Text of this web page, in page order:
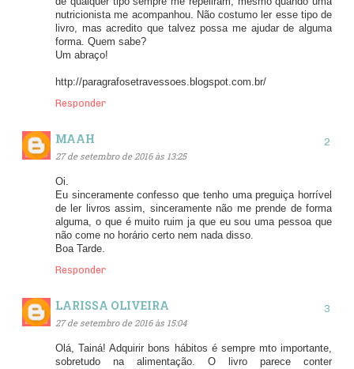
nutricionista me acompanhou. Não costumo ler esse tipo de
livro, mas acredito que talvez possa me ajudar de alguma
forma. Quem sabe?
Um abraço!
http://paragrafosetravessoes.blogspot.com.br/
Responder
MAAH
27 de setembro de 2016 às 13:25
Oi.
Eu sinceramente confesso que tenho uma preguiça horrível
de ler livros assim, sinceramente não me prende de forma
alguma, o que é muito ruim ja que eu sou uma pessoa que
não come no horário certo nem nada disso.
Boa Tarde.
Responder
LARISSA OLIVEIRA
27 de setembro de 2016 às 15:04
Olá, Tainá! Adquirir bons hábitos é sempre mto importante,
sobretudo na alimentação. O livro parece conter